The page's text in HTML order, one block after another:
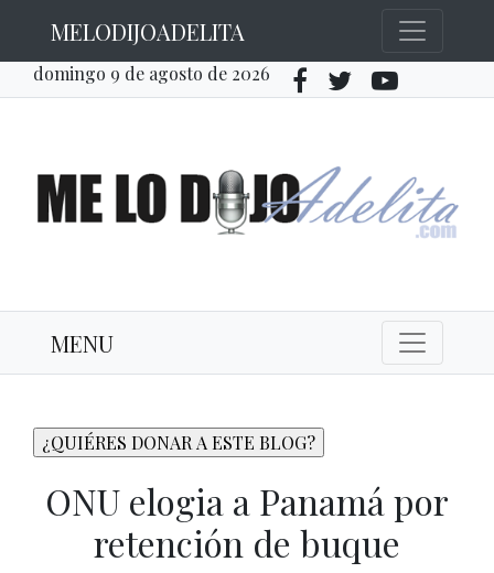
MELODIJOADELITA
domingo 9 de agosto de 2026
MENU
ONU elogia a Panamá por
retención de buque